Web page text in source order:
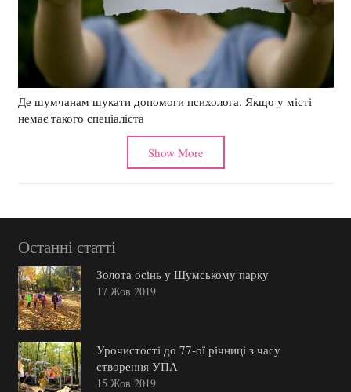
Де шумчанам шукати допомоги психолога. Якщо у місті
немає такого спеціаліста
Show More
Останні статті
Золота осінь у Шумському парку
17 Жов 2019
Урочистості до 77-ої річниці з часу
створення УПА
15 Жов 2019